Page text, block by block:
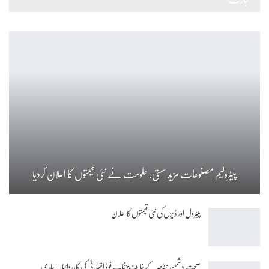
پیٹرولیم مصنوعات مزید سستی، حکومت نے نئی قیمتوں کا اعلان کردیا
پیٹرول اور ڈیزل کی نئی قیمتوں کا اعلان
صحت دشمن عناصر کے خلاف پنجاب فوڈ اتھارٹی کی کارروائیاں جاری